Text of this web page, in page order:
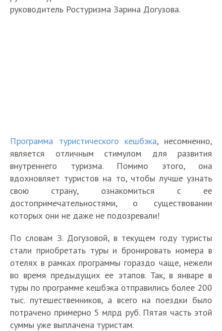
руководитель Ростуризма Зарина Догузова.
Программа туристического кешбэка, несомненно,
является отличным стимулом для развития
внутреннего туризма. Помимо этого, она
вдохновляет туристов на то, чтобы лучше узнать
свою страну, ознакомиться с ее
достопримечательностями, о существовании
которых они не даже не подозревали!
По словам З. Догузовой, в текущем году туристы
стали приобретать туры и бронировать номера в
отелях в рамках программы гораздо чаще, нежели
во время предыдущих ее этапов. Так, в январе в
туры по программе кешбэка отправились более 200
тыс. путешественников, а всего на поездки было
потрачено примерно 5 млрд руб. Пятая часть этой
суммы уже выплачена туристам.